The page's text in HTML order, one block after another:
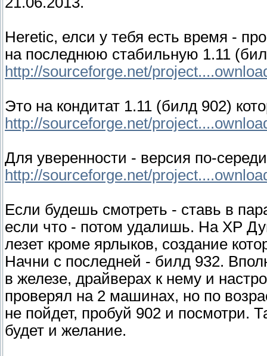
Heretic, елси у тебя есть время -
на последнюю стабильную 1.11
http://sourceforge.net/
Это на кондитат 1.11 (билд 902)
http://sourceforge.net/
Для уверенности - версия по-
http://sourceforge.net/
Если будешь смотреть - ставь в
если что - потом удалишь. На ХР
лезет кроме ярлыков, создание
Начни с последней - билд 932.
в железе, драйверах к нему и
проверял на 2 машинах, но по
не пойдет, пробуй 902 и посмотри.
будет и желание.